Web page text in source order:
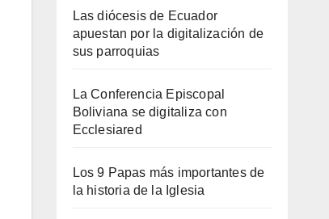
Las diócesis de Ecuador
apuestan por la digitalización de
sus parroquias
La Conferencia Episcopal
Boliviana se digitaliza con
Ecclesiared
Los 9 Papas más importantes de
la historia de la Iglesia